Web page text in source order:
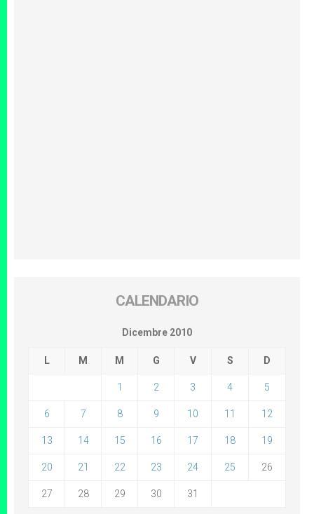
CALENDARIO
Dicembre 2010
L M M G V S D
1 2 3 4 5
6 7 8 9 10 11 12
13 14 15 16 17 18 19
20 21 22 23 24 25 26
27 28 29 30 31